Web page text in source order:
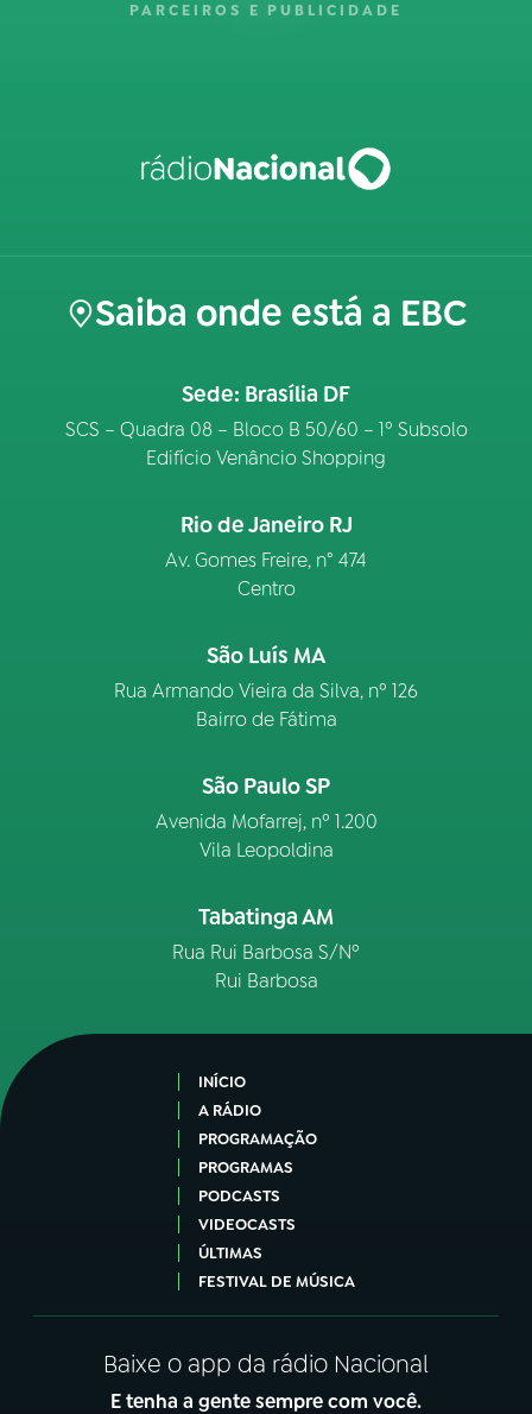
PARCEIROS E PUBLICIDADE
Saiba onde está a EBC
Sede: Brasília DF
SCS – Quadra 08 – Bloco B 50/60 – 1º Subsolo
Edifício Venâncio Shopping
Rio de Janeiro RJ
Av. Gomes Freire, n° 474
Centro
São Luís MA
Rua Armando Vieira da Silva, nº 126
Bairro de Fátima
São Paulo SP
Avenida Mofarrej, nº 1.200
Vila Leopoldina
Tabatinga AM
Rua Rui Barbosa S/Nº
Rui Barbosa
INÍCIO
A RÁDIO
PROGRAMAÇÃO
PROGRAMAS
PODCASTS
VIDEOCASTS
ÚLTIMAS
FESTIVAL DE MÚSICA
Baixe o app da rádio Nacional
E tenha a gente sempre com você.